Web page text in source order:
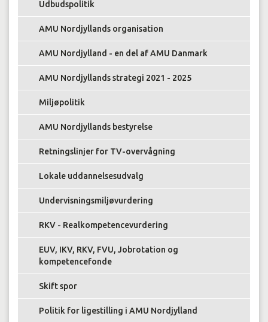
Udbudspolitik
AMU Nordjyllands organisation
AMU Nordjylland - en del af AMU Danmark
AMU Nordjyllands strategi 2021 - 2025
Miljøpolitik
AMU Nordjyllands bestyrelse
Retningslinjer for TV-overvågning
Lokale uddannelsesudvalg
Undervisningsmiljøvurdering
RKV - Realkompetencevurdering
EUV, IKV, RKV, FVU, Jobrotation og
kompetencefonde
Skift spor
Politik for ligestilling i AMU Nordjylland